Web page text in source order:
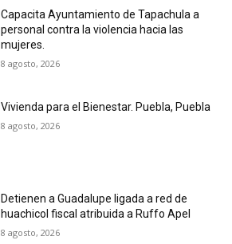
Capacita Ayuntamiento de Tapachula a
personal contra la violencia hacia las
mujeres.
8 agosto, 2026
Vivienda para el Bienestar. Puebla, Puebla
8 agosto, 2026
Detienen a Guadalupe ligada a red de
huachicol fiscal atribuida a Ruffo Apel
8 agosto, 2026